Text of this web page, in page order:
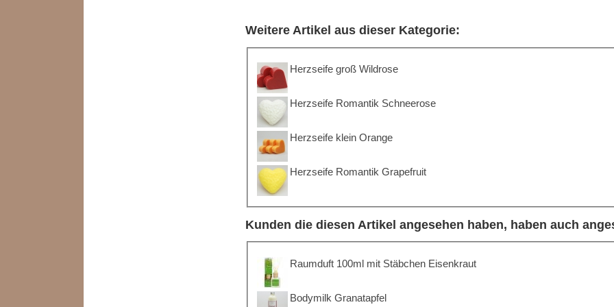
Weitere Artikel aus dieser Kategorie:
Herzseife groß Wildrose
Herzseife Romantik Schneerose
Herzseife klein Orange
Herzseife Romantik Grapefruit
Kunden die diesen Artikel angesehen haben, haben auch
Raumduft 100ml mit Stäbchen Eisenkraut
Bodymilk Granatapfel